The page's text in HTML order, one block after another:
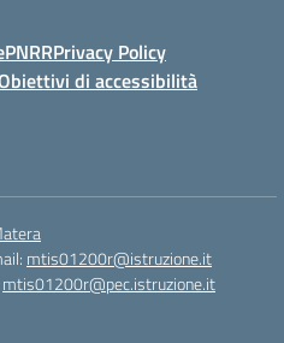
PNRRPrivacy Policy
di accessibilità
mtis01200r@istruzione.it
mtis01200r@pec.istruzione.it